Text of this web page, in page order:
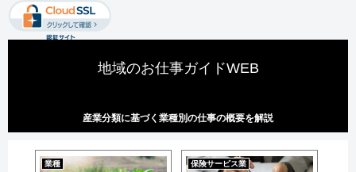
地域のお仕事ガイドWEB
産業分類に基づく業種別の仕事の概要を解説
業種 保険サービス業